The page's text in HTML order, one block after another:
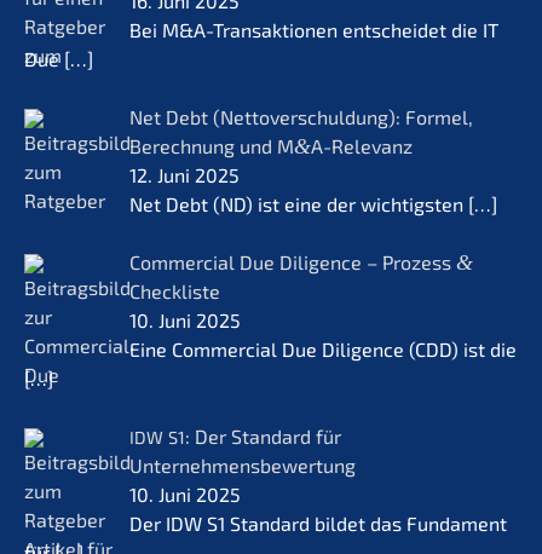
Bei M&A-Transaktionen entschei­det die IT
Due […]
Net Debt (Netto­ver­schul­dung): Formel,
Berech­nung und M&A-Relevanz
12. Juni 2025
Net Debt (ND) ist eine der wichtigs­ten […]
Commer­cial Due Diligence – Prozess &
Checkliste
10. Juni 2025
Eine Commer­cial Due Diligence (CDD) ist die
[…]
IDW S1: Der Standard für
Unternehmensbewertung
10. Juni 2025
Der IDW S1 Standard bildet das Funda­ment